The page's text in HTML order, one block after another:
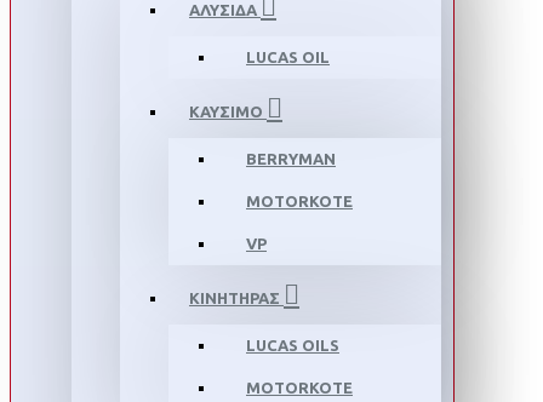
ΑΛΥΣΙΔΑ
LUCAS OIL
ΚΑΥΣΙΜΟ
BERRYMAN
MOTORKOTE
VP
ΚΙΝΗΤΗΡΑΣ
LUCAS OILS
MOTORKOTE